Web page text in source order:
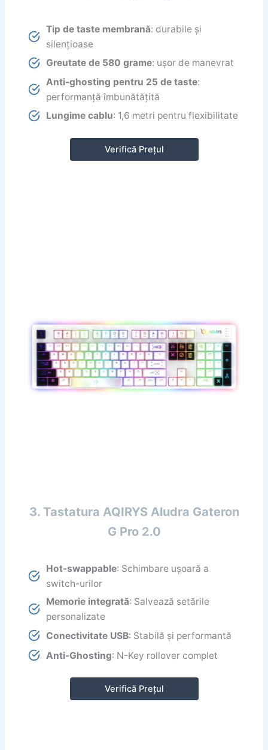
Tip de taste membrană: durabile și
silențioase
Greutate de 580 grame: ușor de manevrat
Anti-ghosting pentru 25 de taste:
performanță îmbunătățită
Lungime cablu: 1,6 metri pentru flexibilitate
Verifică Prețul
3. Tastatura AQIRYS Aludra Gateron
G Pro 2.0
Hot-swappable: Schimbare ușoară a
switch-urilor
Memorie integrată: Salvează setările
personalizate
Conectivitate USB: Stabilă și performantă
Anti-Ghosting: N-Key rollover complet
Verifică Prețul